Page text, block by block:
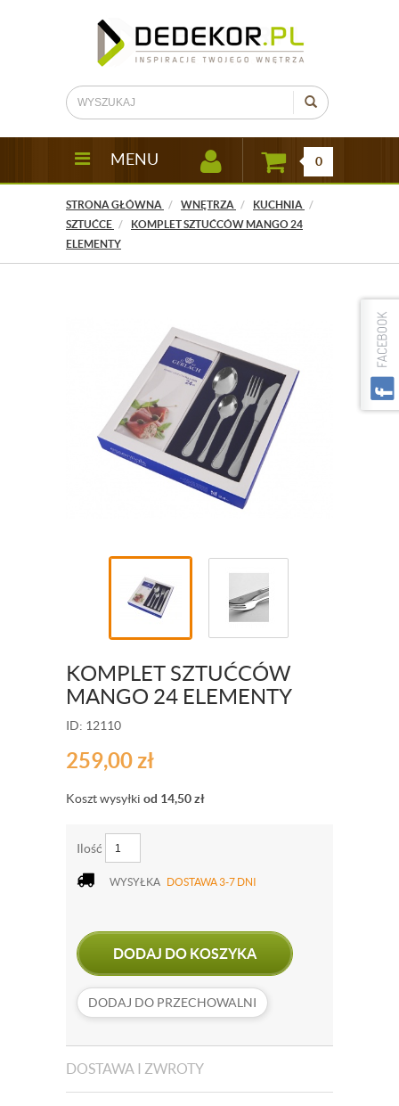
MENU 0
STRONA GŁÓWNA WNĘTRZA
KUCHNIA
SZTUĆCE
KOMPLET SZTUĆCÓW MANGO 24
ELEMENTY
KOMPLET SZTUĆCÓW
MANGO 24 ELEMENTY
ID: 12110
259,00zł
Koszt wysyłki od 14,50zł
Ilość
WYSYŁKA DOSTAWA 3-7 DNI
DODAJ DO KOSZYKA
DODAJ DO PRZECHOWALNI
DOSTAWA I ZWROTY